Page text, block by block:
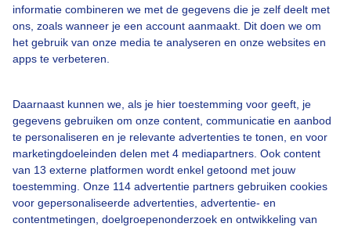
informatie combineren we met de gegevens die je zelf deelt met
ons, zoals wanneer je een account aanmaakt. Dit doen we om
het gebruik van onze media te analyseren en onze websites en
apps te verbeteren.
Daarnaast kunnen we, als je hier toestemming voor geeft, je
gegevens gebruiken om onze content, communicatie en aanbod
te personaliseren en je relevante advertenties te tonen, en voor
marketingdoeleinden delen met 4 mediapartners. Ook content
van 13 externe platformen wordt enkel getoond met jouw
toestemming. Onze 114 advertentie partners gebruiken cookies
voor gepersonaliseerde advertenties, advertentie- en
contentmetingen, doelgroepenonderzoek en ontwikkeling van
Over Buienradar